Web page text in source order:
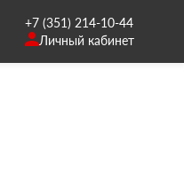
+7 (351) 214-10-44
Личный кабинет